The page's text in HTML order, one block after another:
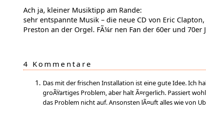
Ach ja, kleiner Musiktipp am Rande:
sehr entspannte Musik – die neue CD von Eric
Preston an der Orgel. FÃ¼r nen Fan der 60er und
4 Kommentare
Das mit der frischen Installation ist eine gute Idee. Ich
groÃŸartiges Problem, aber halt Ã¤rgerlich. Passiert
das Problem nicht auf. Ansonsten lÃ¤uft alles wie von